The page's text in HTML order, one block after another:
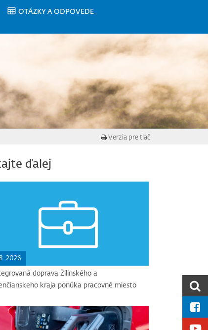
OTÁZKY A ODPOVEDE
Verzia pre tlač
ďalej
2026
doprava Žilinského a
kraja ponúka pracovné miesto